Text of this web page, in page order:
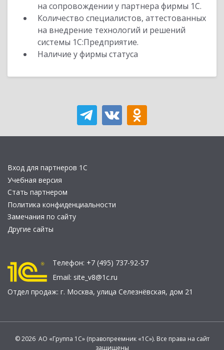
на сопровождении у партнера фирмы 1С.
Количество специалистов, аттестованных
на внедрение технологий и решений
системы 1С:Предприятие.
Наличие у фирмы статуса
Вход для партнеров 1С
Учебная версия
Стать партнером
Политика конфиденциальности
Замечания по сайту
Другие сайты
Телефон: +7 (495) 737-92-57
Email: site_v8@1c.ru
Отдел продаж: г. Москва, улица Селезнёвская, дом 21
© 2026 АО «Группа 1С» (правопреемник «1С»). Все права на сайт
защищены